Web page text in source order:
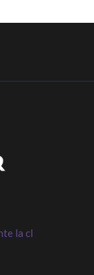
la cl